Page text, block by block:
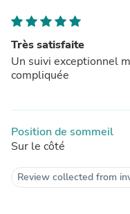
Très satisfaite
Un suivi exceptionnel
compliquée
Position de sommeil
Sur le côté
Review collected from